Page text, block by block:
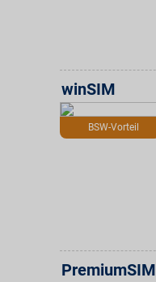
BSW-Vorteil
winSIM
PremiumSIM